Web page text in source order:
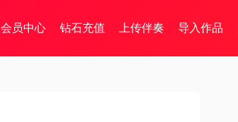
会员中心 钻石充值 上传伴奏 导入作品